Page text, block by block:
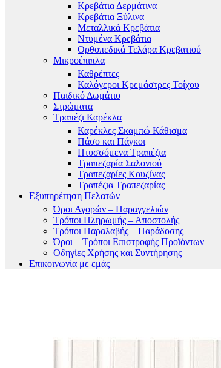
Κρεβάτια Δερμάτινα
Κρεβάτια Ξύλινα
Μεταλλικά Κρεβάτια
Ντυμένα Κρεβάτια
Ορθοπεδικά Τελάρα Κρεβατιού
Μικροέπιπλα
Καθρέπτες
Καλόγεροι Κρεμάστρες Τοίχου
Παιδικό Δωμάτιο
Στρώματα
Τραπέζι Καρέκλα
Καρέκλες Σκαμπώ Κάθισμα
Πάσο και Πάγκοι
Πτυσσόμενα Τραπέζια
Τραπεζαρία Σαλονιού
Τραπεζαρίες Κουζίνας
Τραπέζια Τραπεζαρίας
Εξυπηρέτηση Πελατών
Όροι Αγορών – Παραγγελιών
Τρόποι Πληρωμής – Αποστολής
Τρόποι Παραλαβής – Παράδοσης
Όροι – Τρόποι Επιστροφής Προϊόντων
Οδηγίες Χρήσης και Συντήρησης
Επικοινωνία με εμάς